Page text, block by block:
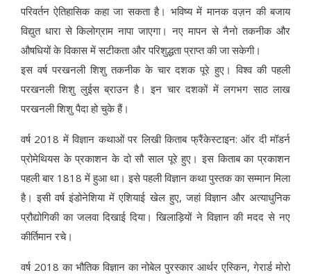
परिवर्तन ऐतिहासिक कहा जा सकता है। भविष्य में मानक वज़न की बजाय
विद्युत धारा से किलोग्राम नापा जाएगा। नए मापन से नैनो तकनीक और
औषधियों के विकास में सटीकता और परिशुद्धता प्राप्त की जा सकेगी।
इस वर्ष परखनली शिशु तकनीक के चार दशक पूरे हुए। विश्व की पहली
परखनली शिशु लुईस ब्राउन है। इन चार दशकों में लगभग साठ लाख
परखनली शिशु पैदा हो चुके हैं।
वर्ष 2018 में विज्ञान कथाओं पर लिखी किताब फ्रैंकेस्टाइन: ऑर दी मॉडर्न
प्रोमेथियस के प्रकाशन के दो सौ साल पूरे हुए। इस किताब का प्रकाशन
पहली बार 1818 में हुआ था। इसे पहली विज्ञान कथा पुस्तक का सम्मान मिला
है। इसी वर्ष इंडोनेशिया में एशियाई खेल हुए, जहां विज्ञान और अत्याधुनिक
प्रौद्योगिकी का जलवा दिखाई दिया। खिलाड़ियों ने विज्ञान की मदद से नए
कीर्तिमान रचे।
वर्ष 2018 का भौतिक विज्ञान का नोबेल पुरस्कार आर्थर एस्किन, गेरार्ड मोरो